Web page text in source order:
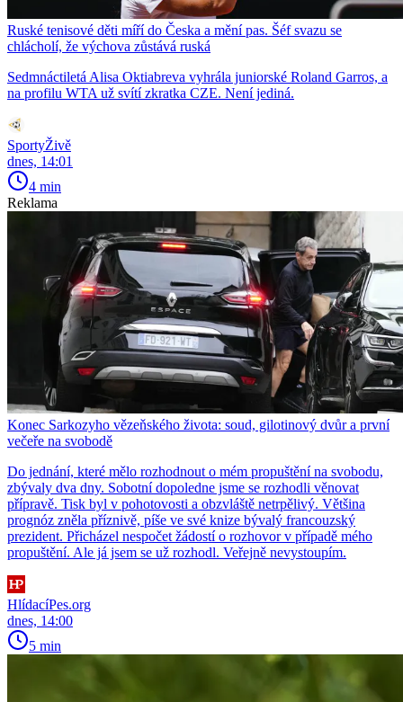
Ruské tenisové děti míří do Česka a mění pas. Šéf svazu se
chlácholí, že výchova zůstává ruská
Sedmnáctiletá Alisa Oktiabreva vyhrála juniorské Roland Garros, a
na profilu WTA už svítí zkratka CZE. Není jediná.
SportyŽivě
dnes, 14:01
4 min
Reklama
Konec Sarkozyho vězeňského života: soud, gilotinový dvůr a první
večeře na svobodě
Do jednání, které mělo rozhodnout o mém propuštění na svobodu,
zbývaly dva dny. Sobotní dopoledne jsme se rozhodli věnovat
přípravě. Tisk byl v pohotovosti a obzvláště netrpělivý. Většina
prognóz zněla příznivě, píše ve své knize bývalý francouzský
prezident. Přicházel nespočet žádostí o rozhovor v případě mého
propuštění. Ale já jsem se už rozhodl. Veřejně nevystoupím.
HlídacíPes.org
dnes, 14:00
5 min